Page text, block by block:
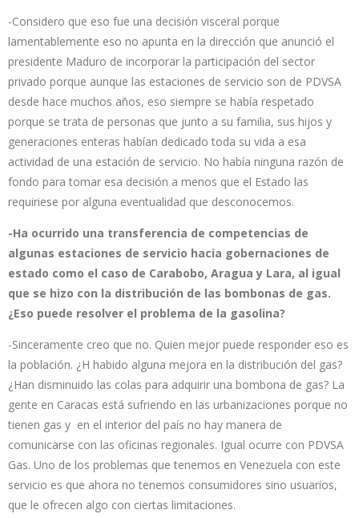
-Considero que eso fue una decisión visceral porque
lamentablemente eso no apunta en la dirección que anunció el
presidente Maduro de incorporar la participación del sector
privado porque aunque las estaciones de servicio son de PDVSA
desde hace muchos años, eso siempre se había respetado
porque se trata de personas que junto a su familia, sus hijos y
generaciones enteras habían dedicado toda su vida a esa
actividad de una estación de servicio. No había ninguna razón de
fondo para tomar esa decisión a menos que el Estado las
requiriese por alguna eventualidad que desconocemos.
-Ha ocurrido una transferencia de competencias de
algunas estaciones de servicio hacia gobernaciones de
estado como el caso de Carabobo, Aragua y Lara, al igual
que se hizo con la distribución de las bombonas de gas.
¿Eso puede resolver el problema de la gasolina?
-Sinceramente creo que no. Quien mejor puede responder eso es
la población. ¿H habido alguna mejora en la distribución del gas?
¿Han disminuido las colas para adquirir una bombona de gas? La
gente en Caracas está sufriendo en las urbanizaciones porque no
tienen gas y en el interior del país no hay manera de
comunicarse con las oficinas regionales. Igual ocurre con PDVSA
Gas. Uno de los problemas que tenemos en Venezuela con este
servicio es que ahora no tenemos consumidores sino usuarios,
que le ofrecen algo con ciertas limitaciones.